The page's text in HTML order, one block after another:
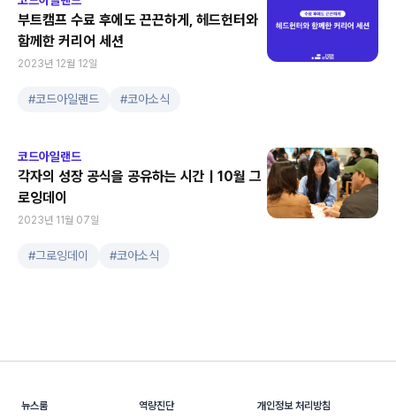
부트캠프 수료 후에도 끈끈하게, 헤드헌터와
함께한 커리어 세션
2023년 12월 12일
#코드아일랜드 #코아소식
코드아일랜드
각자의 성장 공식을 공유하는 시간 | 10월 그
로잉데이
2023년 11월 07일
#그로잉데이 #코아소식
뉴스룸
역량진단
개인정보 처리방침